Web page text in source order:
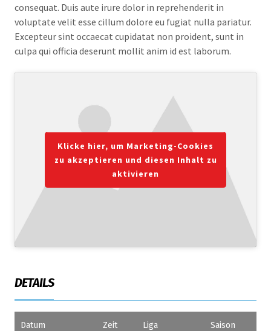
consequat. Duis aute irure dolor in reprehenderit in
voluptate velit esse cillum dolore eu fugiat nulla pariatur.
Excepteur sint occaecat cupidatat non proident, sunt in
culpa qui officia deserunt mollit anim id est laborum.
Klicke hier, um Marketing-Cookies
zu akzeptieren und diesen Inhalt zu
aktivieren
DETAILS
Datum Zeit Liga Saison